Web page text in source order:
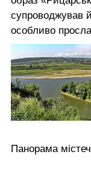
супроводжував
особливо
Панорама